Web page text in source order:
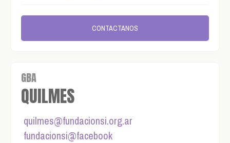
CONTACTANOS
GBA
QUILMES
quilmes@fundacionsi.org.ar
fundacionsi@facebook